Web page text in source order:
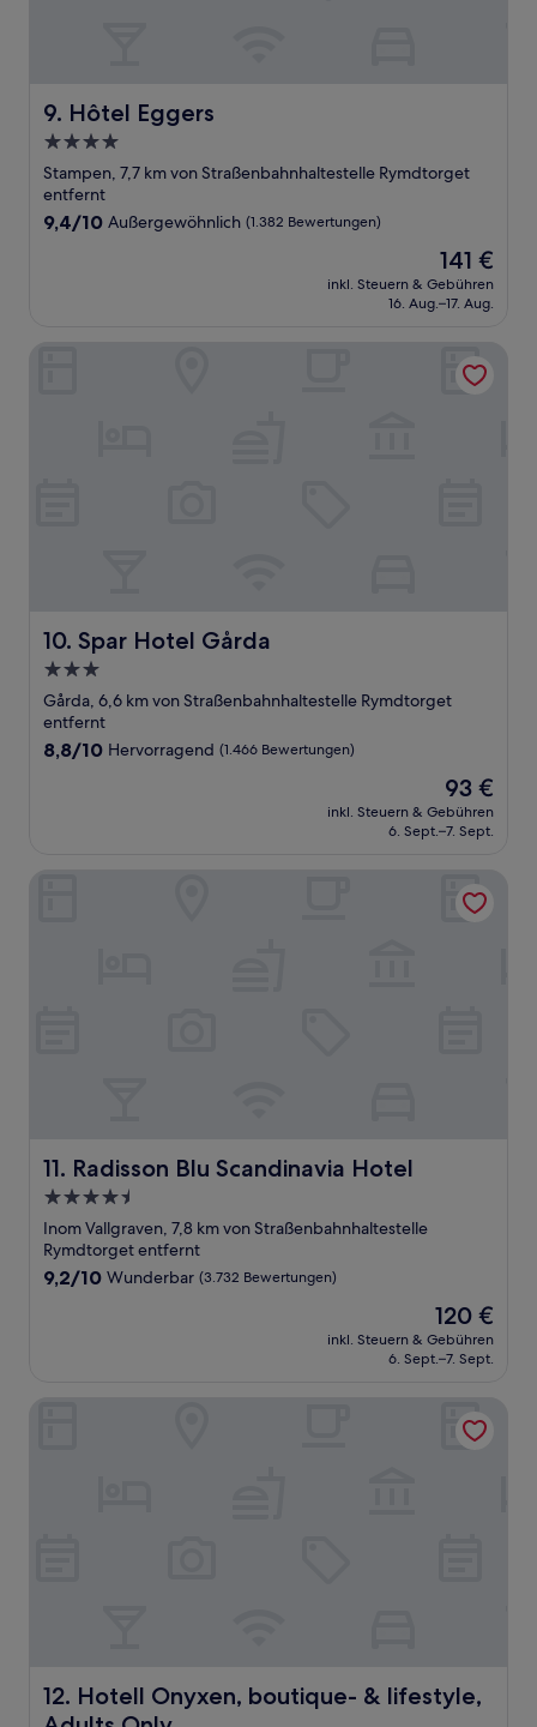
9. Hôtel Eggers
Hôtel Eggers
4.0-
Sterne-
Unterkunft
Stampen, 7,7 km von Straßenbahnhaltestelle Rymdtorget
entfernt
9.4
9,4/10 Außergewöhnlich (1.382 Bewertungen)
Der
Preis
beträgt
141 €
inkl. Steuern & Gebühren
16. Aug.–17. Aug.
10. Spar Hotel Gårda
Spar Hotel Gårda
3.0-
Sterne-
Unterkunft
Gårda, 6,6 km von Straßenbahnhaltestelle Rymdtorget
entfernt
8.8
8,8/10 Hervorragend (1.466 Bewertungen)
Der
Preis
beträgt
93 €
inkl. Steuern & Gebühren
6. Sept.–7. Sept.
11. Radisson Blu Scandinavia Hotel
Radisson Blu Scandinavia Hotel
4.5-
Sterne-
Unterkunft
Inom Vallgraven, 7,8 km von Straßenbahnhaltestelle
Rymdtorget entfernt
9.2
9,2/10 Wunderbar (3.732 Bewertungen)
Der
Preis
beträgt
120 €
inkl. Steuern & Gebühren
6. Sept.–7. Sept.
12. Hotell Onyxen, boutique- & lifestyle,
Hotell Onyxen, boutique- & lifestyle, Adults Only